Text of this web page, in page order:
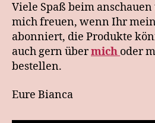
Viele Spaß beim
mich freuen, wenn Ihr
abonniert, die Produkte
auch gern übermich oder
bestellen.
Eure Bianca